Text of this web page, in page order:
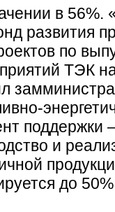
в 56%.
развития
по
ТЭК
поддержки
и
до